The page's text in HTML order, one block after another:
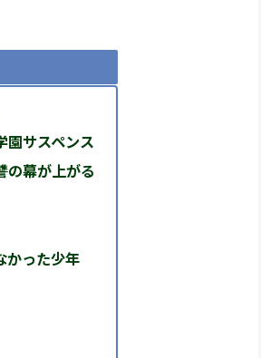
サスペンス
の幕が上がる
かった少年